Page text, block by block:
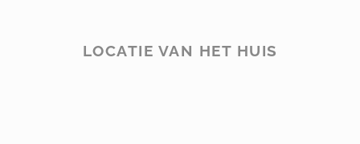
LOCATIE VAN HET HUIS